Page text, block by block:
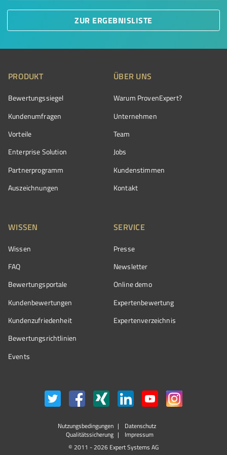
ZUR ERGEBNISLISTE
PRODUKT
Bewertungssiegel
Kundenumfragen
Vorteile
Enterprise Solution
Partnerprogramm
Auszeichnungen
ÜBER UNS
Warum ProvenExpert?
Unternehmen
Team
Jobs
Kundenstimmen
Kontakt
WISSEN
Wissen
FAQ
Bewertungsportale
Kundenbewertungen
Kundenzufriedenheit
Bewertungs­richtlinien
Events
SERVICE
Presse
Newsletter
Online demo
Expertenbewertung
Expertenverzeichnis
Nutzungsbedingungen
Datenschutz
Qualitätssicherung
Impressum
© 2011 - 2026 Expert Systems AG